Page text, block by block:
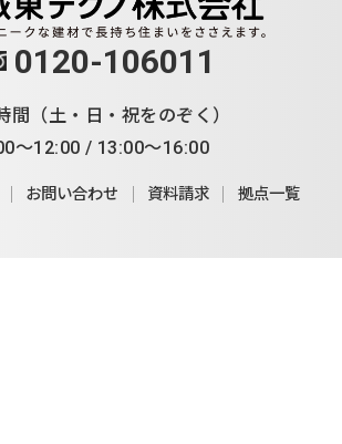
0120-106011
間（土・日・祝をのぞく）
～12:00 / 13:00～16:00
お問い合わせ 資料請求 拠点一覧